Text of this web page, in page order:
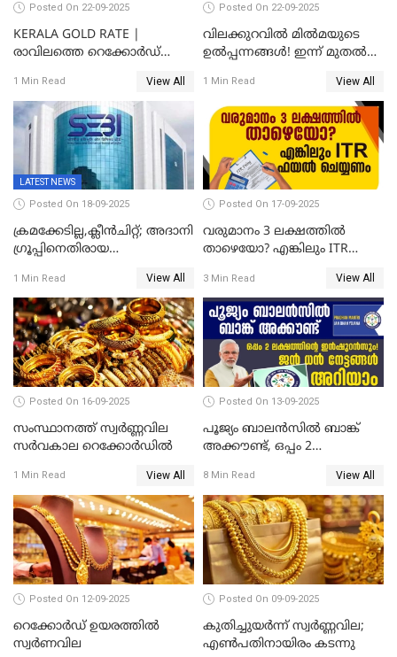
Posted On 22-09-2025
KERALA GOLD RATE |
രാവിലത്തെ റെക്കോർഡ്
തവണ കൂടി; പവൻ വില
83,000 ലേക്ക്
1 Min Read View All
Posted On 22-09-2025
വിലക്കുറവിൽ മിൽമയുടെ
ഉൽപ്പന്നങ്ങൾ! ഇന്ന് മുതൽ
ഉപഭോക്താക്കൾക്ക്
1 Min Read View All
LATEST NEWS
Posted On 18-09-2025
ക്രമക്കേടില്ല,ക്ലീൻചിറ്റ്; അദാനി
​ഗ്രൂപ്പിനെതിരായ
തള്ളി സെബി
1 Min Read View All
Posted On 17-09-2025
വരുമാനം 3 ലക്ഷത്തിൽ
താഴെയോ? എങ്കിലും ITR
3 Min Read View All
Posted On 16-09-2025
സംസ്ഥാനത്ത് സ്വര്‍ണ്ണവില
സർവകാല റെക്കോർഡിൽ
1 Min Read View All
Posted On 13-09-2025
പൂജ്യം ബാലൻസിൽ ബാങ്ക്
അക്കൗണ്ട്, ഒപ്പം 2
ജൻ ധൻ നേട്ടങ്ങൾ അറിയാം
8 Min Read View All
Posted On 12-09-2025
റെക്കോര്‍ഡ് ഉയരത്തിൽ
സ്വര്‍ണവില
Posted On 09-09-2025
കുതിച്ചുയർന്ന് സ്വർണ്ണവില;
എണ്‍പതിനായിരം കടന്നു